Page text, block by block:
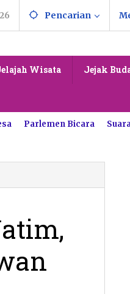
Pencarian
Wisata Jejak
Parlemen Bicara